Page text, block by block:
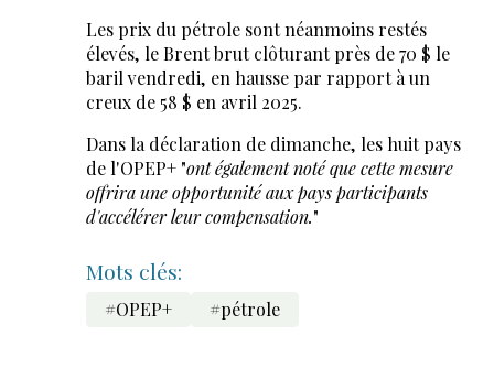
Les prix du pétrole sont néanmoins restés
élevés, le Brent brut clôturant près de 70 $ le
baril vendredi, en hausse par rapport à un
creux de 58 $ en avril 2025.
Dans la déclaration de dimanche, les huit pays
de l'OPEP+ "ont également noté que cette mesure
offrira une opportunité aux pays participants
d'accélérer leur compensation."
Mots clés:
#OPEP+ #pétrole